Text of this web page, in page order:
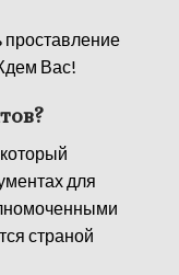
проставление
Вас!
для
страной